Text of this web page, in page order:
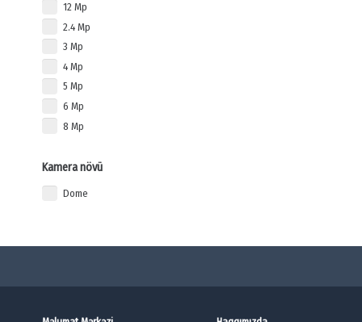
12 Mp
2.4 Mp
3 Mp
4 Mp
5 Mp
6 Mp
8 Mp
Kamera növü
Dome